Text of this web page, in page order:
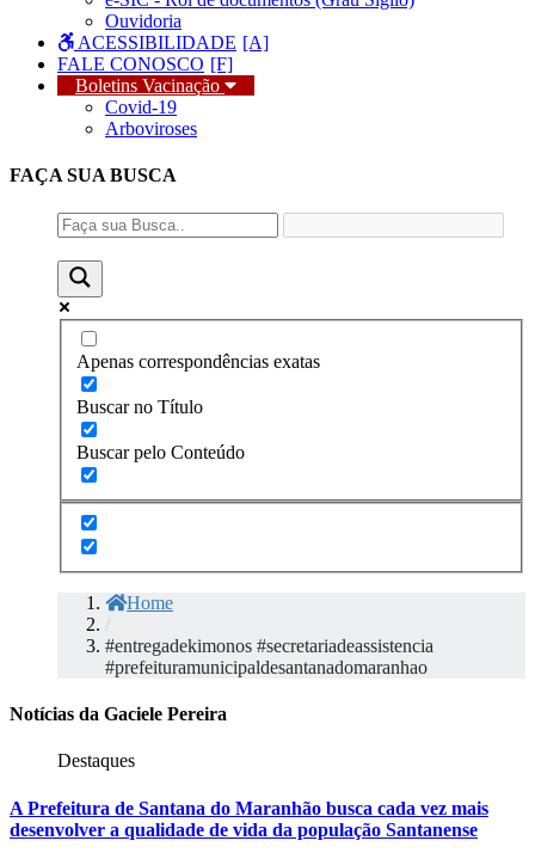
Ouvidoria
ACESSIBILIDADE
FALE CONOSCO
Boletins Vacinação
Covid-19
Arboviroses
FAÇA SUA BUSCA
Apenas correspondências exatas
Buscar no Título
Buscar pelo Conteúdo
Home
/
#entregadekimonos #secretariadeassistencia
#prefeituramunicipaldesantanadomaranhao
Notícias da Gaciele Pereira
Destaques
A Prefeitura de Santana do Maranhão busca cada vez mais
desenvolver a qualidade de vida da população Santanense